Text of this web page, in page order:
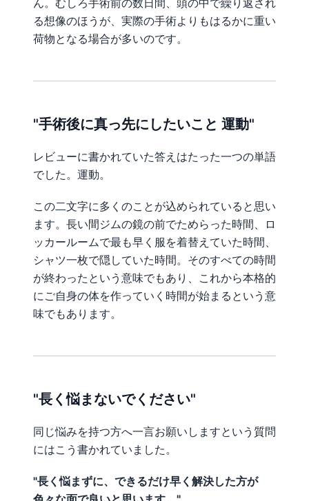
ん。むしろ手術前の数日間、頭の中で繰り返され
る想像のほうが、実際の手術よりもはるかに重い
荷物となる場合が多いのです。
"手術後に真っ先にしたいこと 運動"
レビューに書かれていた答えはたった一つの単語
でした。運動。
この二文字に多くのことが込められていると思い
ます。長い間ジムの鏡の前でためらった時間、ロ
ッカールームで最も早く服を着替えていた時間、
シャツ一枚で隠していた時間。そのすべての時間
が終わったという意味でもあり、これから本格的
にご自身の体を作っていく時間が始まるという意
味でもあります。
"長く悩まないでください"
同じ悩みを持つ方へ一言お願いしますという質問
にはこう書かれていました。
"長く悩まずに、できるだけ早く解決した方が